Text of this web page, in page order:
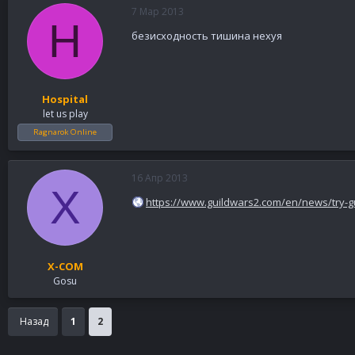
H
Hospital
let us play
Ragnarok Online
7 Мар 2013
безисходность тишина нехуя
X
X-COM
Gosu
16 Апр 2013
https://www.guildwars2.com/en/news/try-
Назад 1 2